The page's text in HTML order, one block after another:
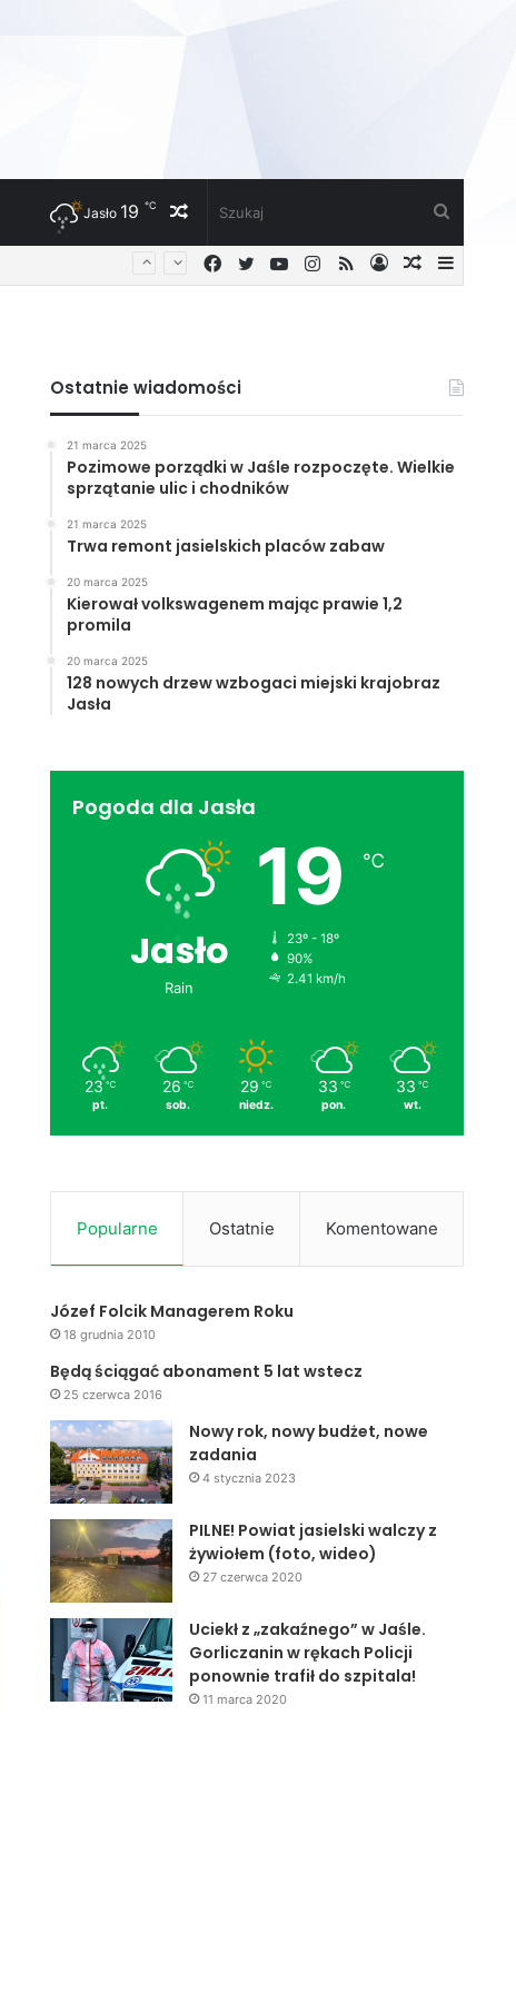
Losowy
artykuł
Jasło 19 ℃
Losowy
Zaloguj
RSS
Instagram
YouTube
Twitter
Facebook
Ostatnie wiadomości
21 marca 2025
Pozimowe porządki w Jaśle rozpoczęte. Wielkie
sprzątanie ulic i chodników
21 marca 2025
Trwa remont jasielskich placów zabaw
20 marca 2025
Kierował volkswagenem mając prawie 1,2
promila
20 marca 2025
128 nowych drzew wzbogaci miejski krajobraz
Jasła
Pogoda dla Jasła
Jasło
Rain
19 ℃
23º - 18º
90%
2.41 km/h
23 ℃
pt.
26 ℃
sob.
29 ℃
niedz.
33 ℃
pon.
33 ℃
wt.
Popularne Ostatnie Komentowane
Józef Folcik Managerem Roku
18 grudnia 2010
Będą ściągać abonament 5 lat wstecz
25 czerwca 2016
Nowy rok, nowy budżet, nowe
zadania
4 stycznia 2023
PILNE! Powiat jasielski walczy z
żywiołem (foto, wideo)
27 czerwca 2020
Uciekł z „zakaźnego” w Jaśle.
Gorliczanin w rękach Policji
ponownie trafił do szpitala!
11 marca 2020